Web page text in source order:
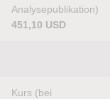
Analysepublikation)
451,10 USD
Kurs (bei